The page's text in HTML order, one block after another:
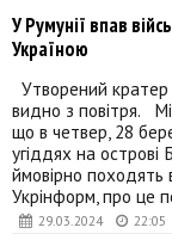
29.03.2024 22:05
У Румунії впав
Україною
Утворений кратер
видно з повітря.
що в четвер, 28
угіддях на острові
ймовірно походять
Укрінформ, про це